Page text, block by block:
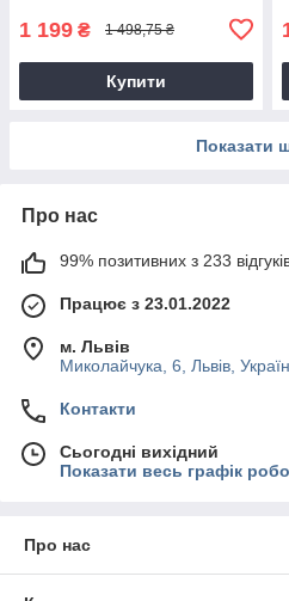
1 199 ₴ 1 498,75 ₴
Купити
Показати
Про нас
99% позитивних з 233
Працює з 23.01.2022
м. Львів
Миколайчука, 6, Львів,
Контакти
Сьогодні вихідний
Показати весь графік
Про нас